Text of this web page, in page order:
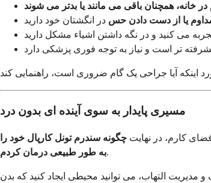
خانه، همچنان باقی می مانند یا بدتر می شوند
یا از دست دادن حس
مسیری پایدار به سوی آینده ای بدون درد
فضای کارم، در نهایت چگونه سندرم تونل کارپال خود را
به طور طبیعی درمان کردم.
التهاب، می توانید محیطی ایجاد کنید که بدن